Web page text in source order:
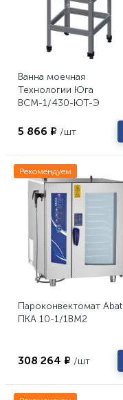
Ванна моечная
Технологии Юга
ВСМ-1/430-ЮТ-Э
5 866 ₽ /шт
Рекомендуем
Пароконвектомат Abat
ПКА 10-1/1ВМ2
308 264 ₽ /шт